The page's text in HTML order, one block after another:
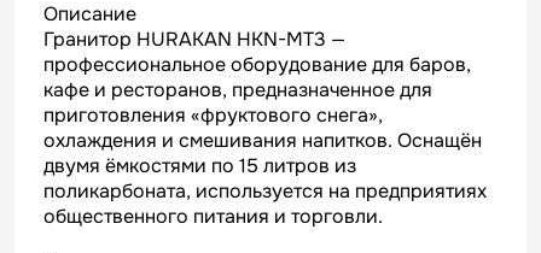
Описание
Гранитор HURAKAN HKN-MT3 —
профессиональное оборудование для баров,
кафе и ресторанов, предназначенное для
приготовления «фруктового снега»,
охлаждения и смешивания напитков. Оснащён
двумя ёмкостями по 15 литров из
поликарбоната, используется на предприятиях
общественного питания и торговли.